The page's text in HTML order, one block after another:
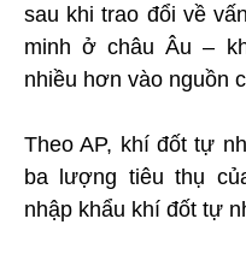
sau khi trao đổi về
minh ở châu Âu –
nhiều hơn vào nguồn
Theo AP, khí đốt tự
ba lượng tiêu thụ
nhập khẩu khí đốt tự